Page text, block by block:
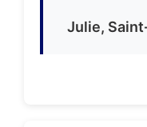
Julie,